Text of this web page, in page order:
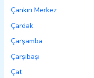
Çankırı Merkez
Çardak
Çarşamba
Çarşıbaşı
Çat